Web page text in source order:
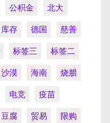
公积金
北大
库存 德国
慈善
标签三
标签二
沙漠 海南
烧腊
电竞
疫苗
豆腐 贸易 限购